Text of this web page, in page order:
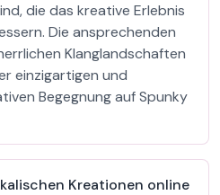
die das kreative Erlebnis
Die ansprechenden
Klanglandschaften
einzigartigen und
Begegnung auf Spunky
Kreationen online